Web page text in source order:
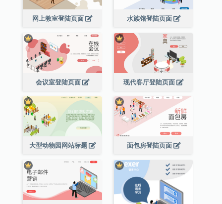
网上教室登陆页面 水族馆登陆页面
会议室登陆页面 现代客厅登陆页面
大型动物园网站标题 面包房登陆页面